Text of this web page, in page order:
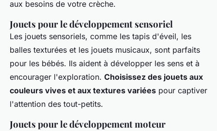
aux besoins de votre crèche.
Jouets pour le développement sensoriel
Les jouets sensoriels, comme les tapis d'éveil, les
balles texturées et les jouets musicaux, sont parfaits
pour les bébés. Ils aident à développer les sens et à
encourager l'exploration. Choisissez des jouets aux
couleurs vives et aux textures variées pour captiver
l'attention des tout-petits.
Jouets pour le développement moteur